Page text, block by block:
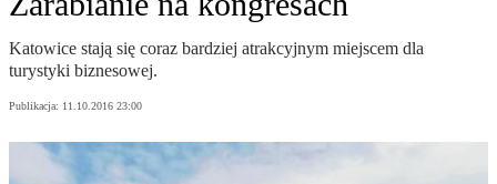
Katowice stają się coraz bardziej atrakcyjnym miejscem dla
turystyki biznesowej.
Publikacja: 11.10.2016 23:00